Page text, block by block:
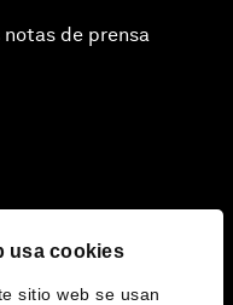
usa cookies
sitio web se usan
de prensa